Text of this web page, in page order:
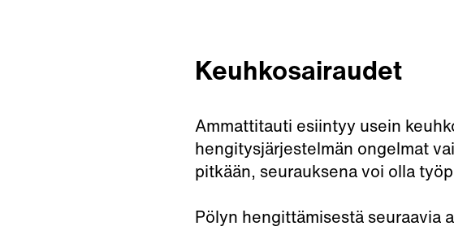
Keuhkosairaudet
Ammattitauti esiintyy usein
hengitysjärjestelmän ongelmat
pitkään, seurauksena voi olla
Pölyn hengittämisestä seuraavia